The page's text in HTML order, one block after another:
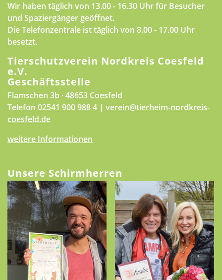
Wir haben täglich von 13.00 - 16.30 Uhr für Besucher
und Spaziergänger geöffnet.
Die Telefonzentrale ist täglich von 8.00 - 17.00 Uhr
besetzt.
Tierschutzverein Nordkreis Coesfeld
e.V.
Geschäftsstelle
Flamschen 3b · 48653 Coesfeld
Telefon 02541 900 988 4 | verein@tierheim-nordkreis-
coesfeld.de
weitere Informationen
Unsere Schirmherren